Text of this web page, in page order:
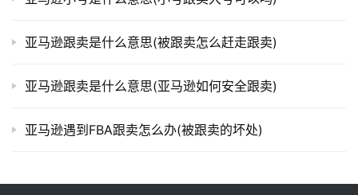
亚马逊跟卖是什么意思(被跟卖怎么赶走跟卖)
亚马逊跟卖是什么意思(亚马逊如何安全跟卖)
亚马逊遇到FBA跟卖怎么办(被跟卖的坏处)